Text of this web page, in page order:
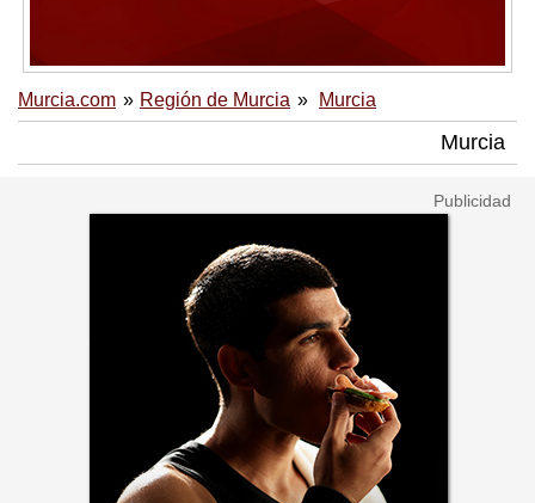
Murcia.com Región de Murcia Murcia
Murcia